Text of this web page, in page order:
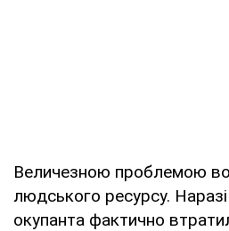
Величезною проблемою
людського ресурсу.
окупанта фактично